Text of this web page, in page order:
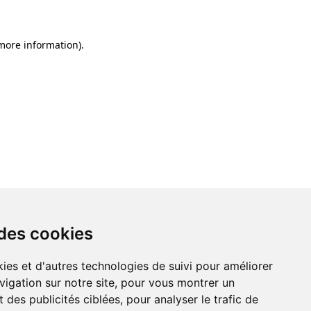
cookies
et d'autres technologies de suivi pour améliorer
sur notre site, pour vous montrer un
des publicités ciblées, pour analyser le trafic de
information).